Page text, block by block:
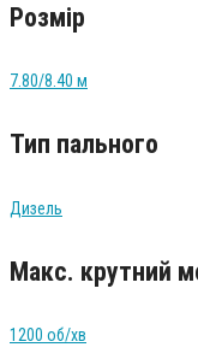
Розмір
7.80/8.40 м
Тип пального
Дизель
Макс. крутний
1200 об/хв